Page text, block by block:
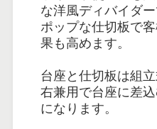
な洋風ディバイダー
ポップな仕切板で
果も高めます。
台座と仕切板は組
右兼用で台座に差
になります。